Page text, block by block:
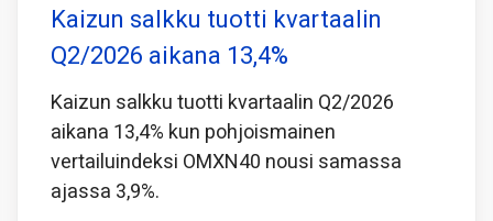
Kaizun salkku tuotti kvartaalin
Q2/2026 aikana 13,4%
Kaizun salkku tuotti kvartaalin Q2/2026
aikana 13,4% kun pohjoismainen
vertailuindeksi OMXN40 nousi samassa
ajassa 3,9%.